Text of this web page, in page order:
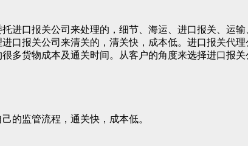
进口报关公司来处理的，细节、海运、进口报关、运
口报关公司来清关的，清关快，成本低。进口报关代
多货物成本及通关时间。从客户的角度来选择进口报关
的监管流程，通关快，成本低。